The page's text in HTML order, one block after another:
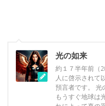
光の如来
約１７半年前（
人に啓示されて
預言者です。 光
もうすぐ地球は